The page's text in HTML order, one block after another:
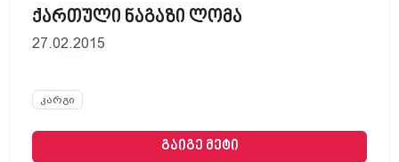
ქართული ნაგაზი ლომა
27.02.2015
კარგი
გაიგე მეტი